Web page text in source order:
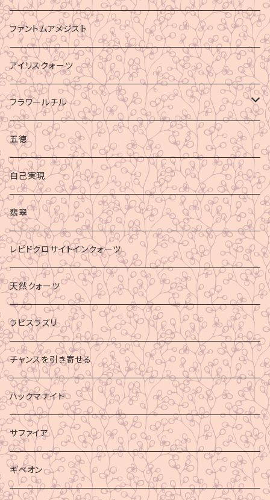
ファントムアメジスト
アイリスクォーツ
フラワールチル
心身の癒し
グラウディング
マイナスエネルギーからの防御
ビジネス成功
財運
五徳
自己実現
翡翠
レピドクロサイトインクォーツ
天然クォーツ
ラピスラズリ
チャンスを引き寄せる
ハックマナイト
サファイア
ギベオン